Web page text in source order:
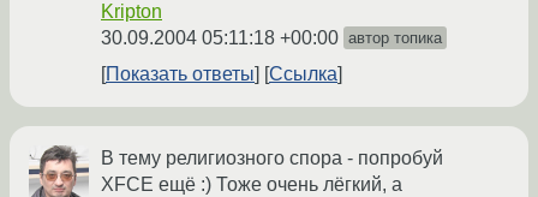
Kripton
30.09.2004 05:11:18 +00:00 автор топика
Показать ответы Ссылка
В тему религиозного спора - попробуй
XFCE ещё :) Тоже очень лёгкий, а